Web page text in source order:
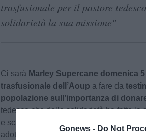
Gonews - Do Not
trasfusionale per il pastore
solidarietà la sua missione"
Ci sarà Marley Supercane domenica
trasfusionale dell’Aoup a fare da
popolazione sull’importanza di
tedesco che della solidarietà ha fatto la
e scampato alla soppressione, dopo
adottato da Marco e Carlotta, una